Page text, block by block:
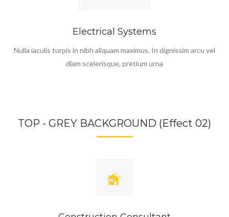
Electrical Systems
Nulla iaculis turpis in nibh aliquam maximus. In dignissim arcu vel
diam scelerisque, pretium urna
TOP - GREY BACKGROUND (Effect 02)